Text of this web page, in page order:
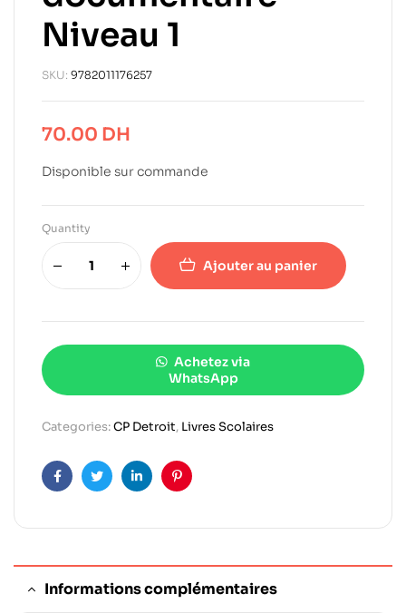
Niveau 1
SKU: 9782011176257
70.00 DH
Disponible sur commande
Quantity
Ajouter au panier
Achetez via
WhatsApp
Categories:CP Detroit, Livres Scolaires
FacebookTwitterLinkedinPinterest
Informations complémentaires